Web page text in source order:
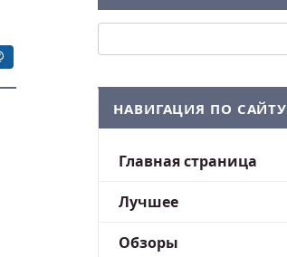
НАВИГАЦИЯ ПО САЙТУ
Главная страница
Лучшее
Обзоры